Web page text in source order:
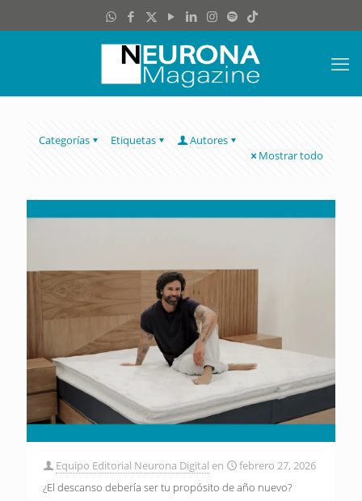
Categorías Etiquetas
Autores
Mostrar todo
Equipo Editorial Neurona Digital en
febrero 27, 2026
¿El descanso debería ser tu propósito de año nuevo?